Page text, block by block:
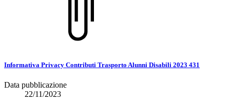
Informativa Privacy Contributi Trasporto Alunni Disabili 2023 431
Data pubblicazione
22/11/2023